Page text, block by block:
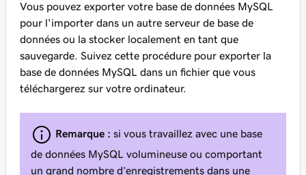
Vous pouvez exporter votre base de données MySQL
pour l'importer dans un autre serveur de base de
données ou la stocker localement en tant que
sauvegarde. Suivez cette procédure pour exporter la
base de données MySQL dans un fichier que vous
téléchargerez sur votre ordinateur.
Remarque : si vous travaillez avec une base
de données MySQL volumineuse ou comportant
un grand nombre d’enregistrements dans une